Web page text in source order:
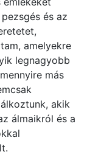
és az
amelyekre
legnagyobb
más
akik
álmaikról és a